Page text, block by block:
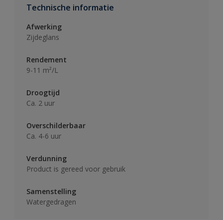
Technische informatie
Afwerking
Zijdeglans
Rendement
9-11 m²/L
Droogtijd
Ca. 2 uur
Overschilderbaar
Ca. 4-6 uur
Verdunning
Product is gereed voor gebruik
Samenstelling
Watergedragen